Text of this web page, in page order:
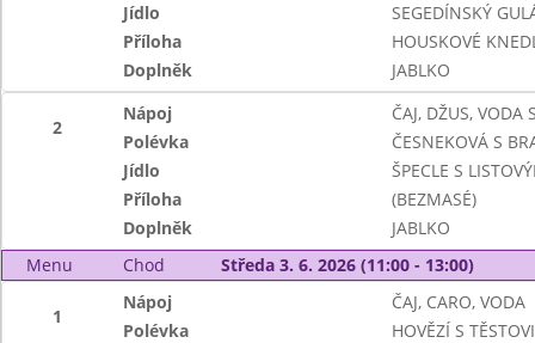
Jídlo
SEGEDÍNSKÝ
Příloha
HOUSKOVÉ
Doplněk
JABLKO
2
Nápoj
ČAJ, DŽUS, VODA
Polévka
ČESNEKOVÁ S
Jídlo
ŠPECLE S
Příloha
(BEZMASÉ)
Doplněk
JABLKO
Menu
Chod Středa 3. 6. 2026 (11:00 - 13:00)
1
Nápoj
ČAJ, CARO, VODA
Polévka
HOVĚZÍ S